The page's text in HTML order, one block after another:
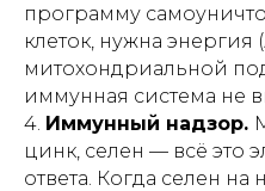
программу
клеток, нужна энергия
митохондриальной
иммунная система не
4. Иммунный надзор.
цинк, селен — всё это
ответа. Когда селен